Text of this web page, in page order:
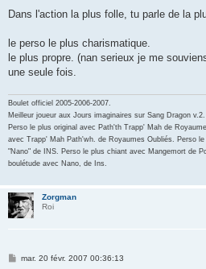
s
g
e
Dans l'action la plus folle, tu parle de la
le perso le plus charismatique.
le plus propre. (nan serieux je me
une seule fois.
Boulet officiel 2005-2006-2007.
Meilleur joueur aux Jours imaginaires sur Sang Dragon v.2.
Perso le plus original avec Path'th Trapp' Mah de
avec Trapp' Mah Path'wh. de Royaumes Oubliés. Perso
"Nano" de INS. Perso le plus chiant avec Mangemort de
boulétude avec Nano, de Ins.
Zorgman
Roi
Mmar. 20 févr. 2007 00:36:13